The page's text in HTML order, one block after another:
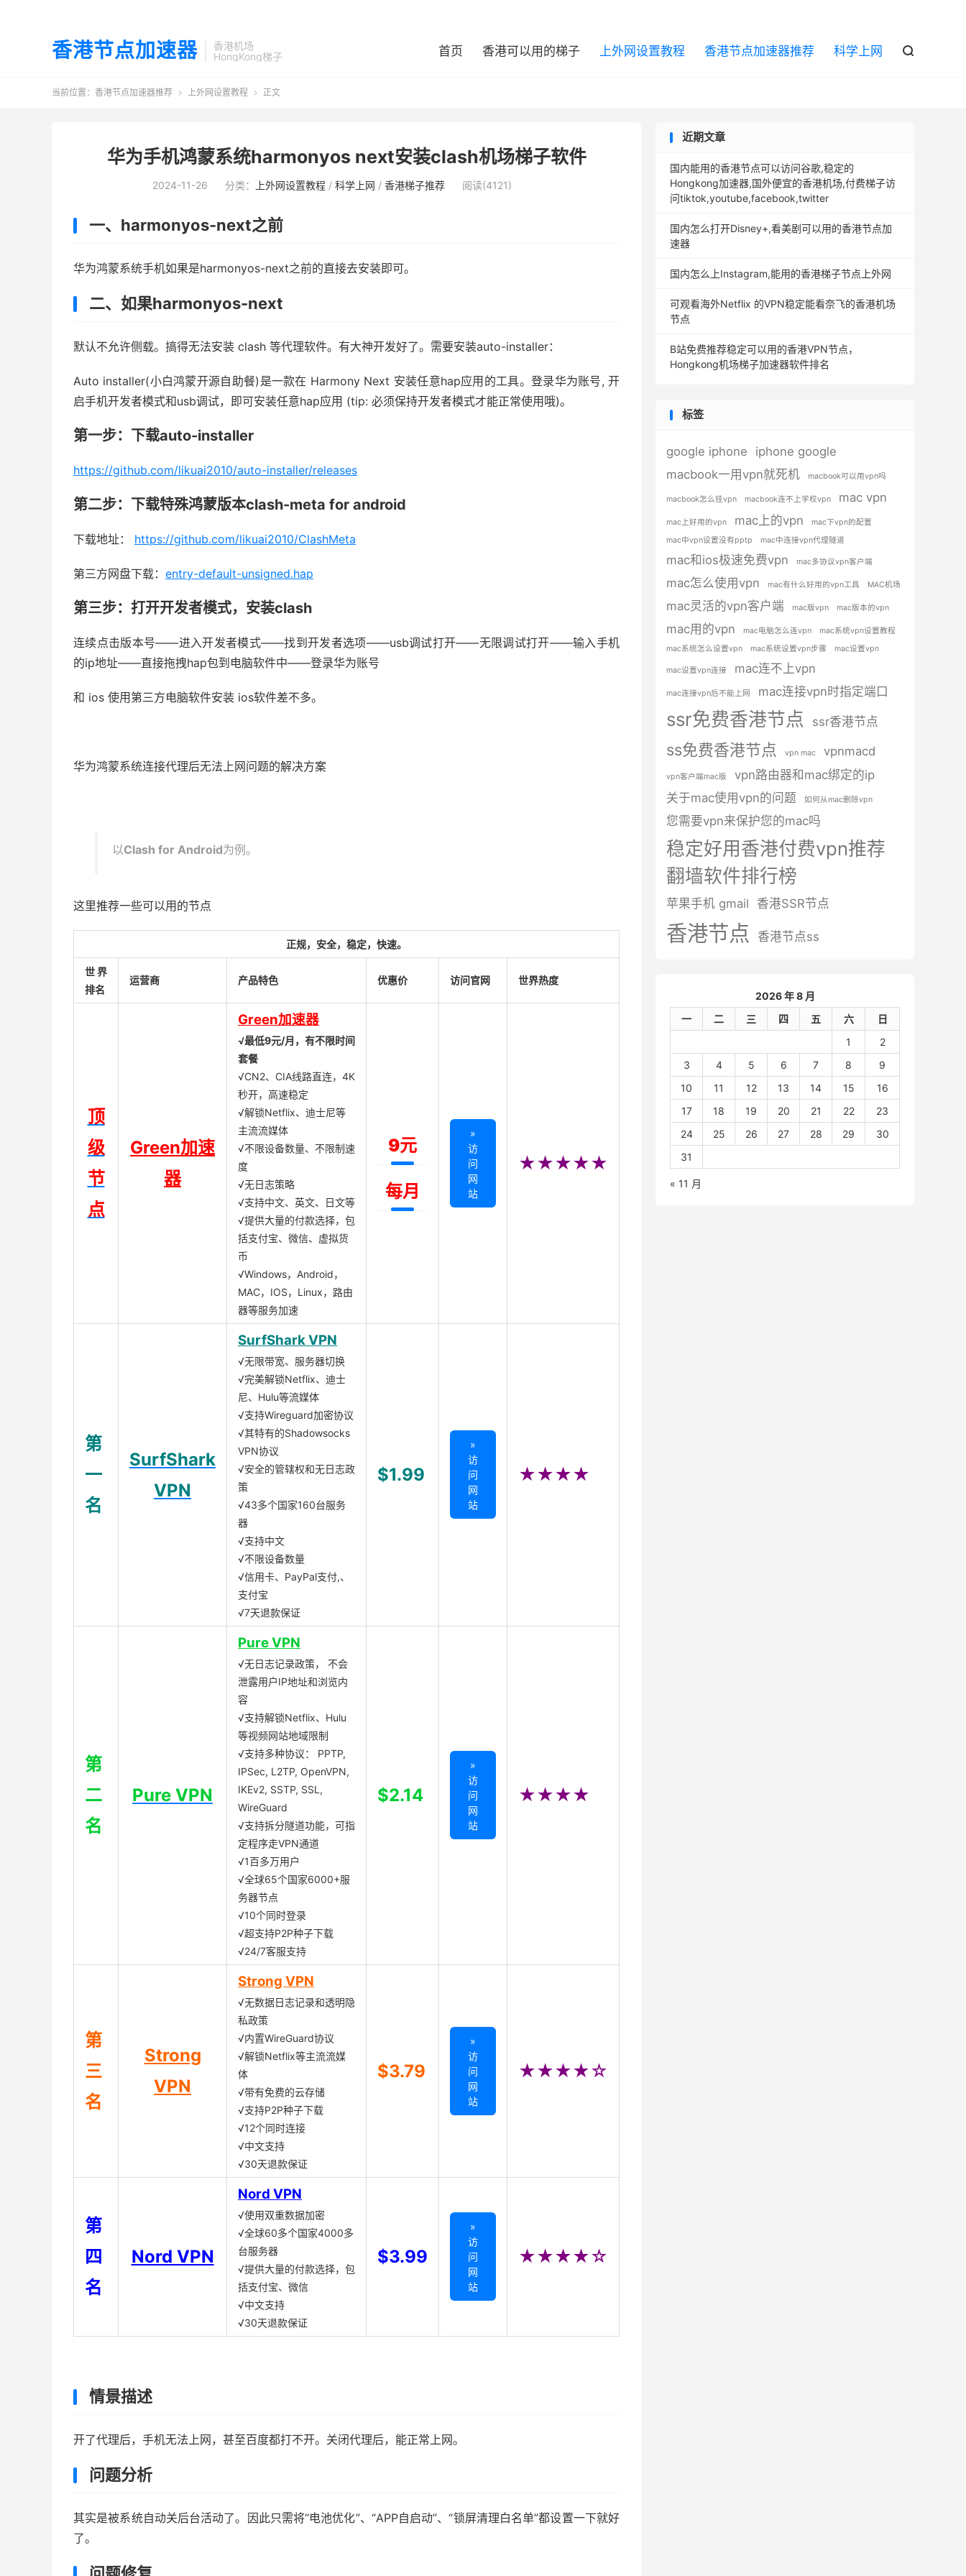
香港节点加速器
香港机场
HongKong梯子
首页 香港可以用的梯子 上外网设置教程 香港节点加速器推荐 科学上网 
当前位置： 香港节点加速器推荐  上外网设置教程  正文
华为手机鸿蒙系统harmonyos next安装clash机场梯子软件
2024-11-26 分类： 上外网设置教程 / 科学上网 / 香港梯子推荐 阅读(4121)
一、harmonyos-next之前
华为鸿蒙系统手机如果是harmonyos-next之前的直接去安装即可。
二、如果harmonyos-next
默认不允许侧载。搞得无法安装 clash 等代理软件。有大神开发好了。需要安装auto-installer：
Auto installer(小白鸿蒙开源自助餐)是一款在 Harmony Next 安装任意hap应用的工具。登录华为账号, 开
启手机开发者模式和usb调试，即可安装任意hap应用 (tip: 必须保持开发者模式才能正常使用哦)。
第一步：下载auto-installer
https://github.com/likuai2010/auto-installer/releases
第二步：下载特殊鸿蒙版本clash-meta for android
下载地址： https://github.com/likuai2010/ClashMeta
第三方网盘下载： entry-default-unsigned.hap
第三步：打开开发者模式，安装clash
连续点击版本号——进入开发者模式——找到开发者选项——usb调试打开——无限调试打开——输入手机
的ip地址——直接拖拽hap包到电脑软件中——登录华为账号
和 ios 使用第三方电脑软件安装 ios软件差不多。
华为鸿蒙系统连接代理后无法上网问题的解决方案
以Clash for Android为例。
这里推荐一些可以用的节点
正规，安全，稳定，快速。
世界
排名
运营商 产品特色 优惠价 访问官网 世界热度
顶
级
节
点
Green加速
器
Green加速器
√最低9元/月，有不限时间
套餐
√CN2、CIA线路直连，4K
秒开，高速稳定
√解锁Netflix、迪士尼等
主流流媒体
√不限设备数量、不限制速
度
√无日志策略
√支持中文、英文、日文等
√提供大量的付款选择，包
括支付宝、微信、虚拟货
币
√Windows，Android，
MAC，IOS，Linux，路由
器等服务加速
9元
每月
»
访
问
网
站
★★★★★
第
一
名
SurfShark
VPN
SurfShark VPN
√无限带宽、服务器切换
√完美解锁Netflix、迪士
尼、Hulu等流媒体
√支持Wireguard加密协议
√其特有的Shadowsocks
VPN协议
√安全的管辖权和无日志政
策
√43多个国家160台服务
器
√支持中文
√不限设备数量
√信用卡、PayPal支付,、
支付宝
√7天退款保证
$1.99
»
访
问
网
站
★★★★
第
二
名
Pure VPN
Pure VPN
√无日志记录政策， 不会
泄露用户IP地址和浏览内
容
√支持解锁Netflix、Hulu
等视频网站地域限制
√支持多种协议： PPTP,
IPSec, L2TP, OpenVPN,
IKEv2, SSTP, SSL,
WireGuard
√支持拆分隧道功能，可指
定程序走VPN通道
√1百多万用户
√全球65个国家6000+服
务器节点
√10个同时登录
√超支持P2P种子下载
√24/7客服支持
$2.14
»
访
问
网
站
★★★★
第
三
名
Strong
VPN
Strong VPN
√无数据日志记录和透明隐
私政策
√内置WireGuard协议
√解锁Netflix等主流流媒
体
√带有免费的云存储
√支持P2P种子下载
√12个同时连接
√中文支持
√30天退款保证
$3.79
»
访
问
网
站
★★★★☆
第
四
名
Nord VPN
Nord VPN
√使用双重数据加密
√全球60多个国家4000多
台服务器
√提供大量的付款选择，包
括支付宝、微信
√中文支持
√30天退款保证
$3.99
»
访
问
网
站
★★★★☆
情景描述
开了代理后，手机无法上网，甚至百度都打不开。关闭代理后，能正常上网。
问题分析
其实是被系统自动关后台活动了。因此只需将“电池优化”、“APP自启动”、“锁屏清理白名单”都设置一下就好
了。
近期文章
国内能用的香港节点可以访问谷歌,稳定的
Hongkong加速器,国外便宜的香港机场,付费梯子访
问tiktok,youtube,facebook,twitter
国内怎么打开Disney+,看美剧可以用的香港节点加
速器
国内怎么上Instagram,能用的香港梯子节点上外网
可观看海外Netflix 的VPN稳定能看奈飞的香港机场
节点
B站免费推荐稳定可以用的香港VPN节点，
Hongkong机场梯子加速器软件排名
标签
google iphone
iphone google
macbook一用vpn就死机
macbook可以用vpn吗
macbook怎么挂vpn macbook连不上学校vpn mac vpn
mac上好用的vpn mac上的vpn
mac下vpn的配置
mac中vpn设置没有pptp
mac中连接vpn代理隧道
mac和ios极速免费vpn mac多协议vpn客户端
mac怎么使用vpn mac有什么好用的vpn工具 MAC机场
mac灵活的vpn客户端 mac版vpn mac版本的vpn
mac用的vpn mac电脑怎么连vpn
mac系统vpn设置教程
mac系统怎么设置vpn
mac系统设置vpn步骤 mac设置vpn
mac设置vpn连接 mac连不上vpn
mac连接vpn后不能上网 mac连接vpn时指定端口
ssr免费香港节点 ssr香港节点
ss免费香港节点 vpn mac vpnmacd
vpn客户端mac版
vpn路由器和mac绑定的ip
关于mac使用vpn的问题
如何从mac删除vpn
您需要vpn来保护您的mac吗
稳定好用香港付费vpn推荐
翻墙软件排行榜
苹果手机 gmail 香港SSR节点
香港节点 香港节点ss
2026 年 8 月
一
二 三 四 五 六
日
1
2
3
4 5 6 7 8
9
10
11 12 13 14 15
16
17
18 19 20 21 22
23
24
25 26 27 28 29
30
31
« 11 月